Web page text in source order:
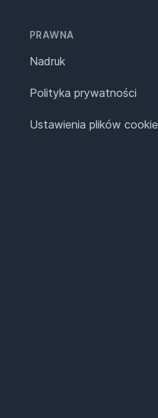
PRAWNA
Nadruk
Polityka prywatności
Ustawienia plików cookie